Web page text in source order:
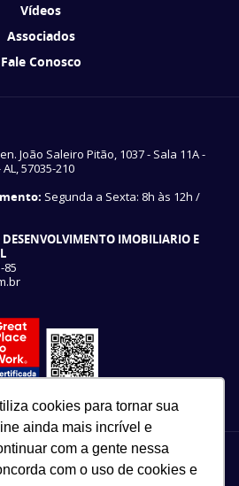
cookies para tornar sua
ainda mais incrível e
com a gente nessa
com o uso de cookies e
Vídeos
Associados
Fale Conosco
João Saleiro Pitão, 1037 - Sala 11A -
57035-210
Segunda a Sexta: 8h às 12h /
DESENVOLVIMENTO IMOBILIARIO E
85